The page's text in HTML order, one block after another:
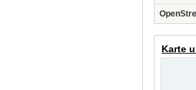
Karte